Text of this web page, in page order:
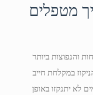
מטפלים
והנפוצות ביותר
במקלחת חייב
לא יתנקזו באופן